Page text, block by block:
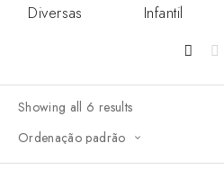
Diversas Infantil
Showing all 6 results